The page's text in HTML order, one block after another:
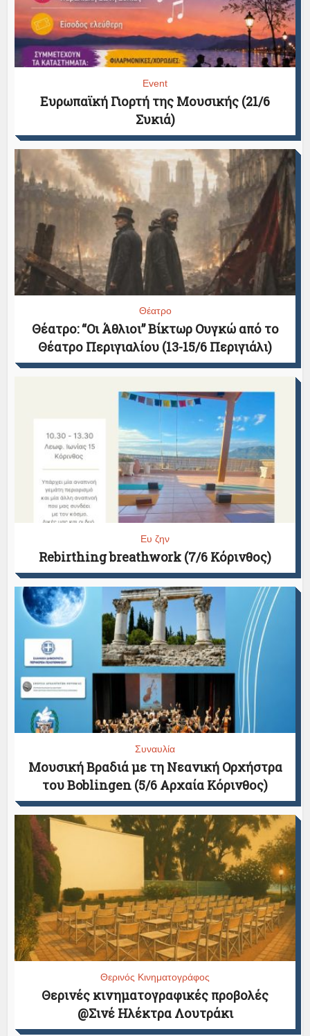
Event
Ευρωπαϊκή Γιορτή της Μουσικής (21/6
Συκιά)
Θέατρο
Θέατρο: “Οι Άθλιοι” Βίκτωρ Ουγκώ από το
Θέατρο Περιγιαλίου (13-15/6 Περιγιάλι)
Ευ ζην
Rebirthing breathwork (7/6 Κόρινθος)
Συναυλία
Μουσική Βραδιά με τη Νεανική Ορχήστρα
του Boblingen (5/6 Αρχαία Κόρινθος)
Θερινός Κινηματογράφος
Θερινές κινηματογραφικές προβολές
@Σινέ Ηλέκτρα Λουτράκι